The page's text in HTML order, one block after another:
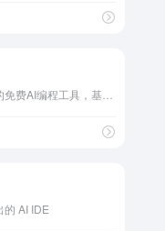
的 AI IDE